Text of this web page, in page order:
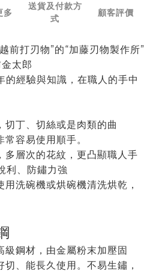
多
送貨及付款方
式
顧客評價
前打刃物”的“加藤刃物製作所”
太郎
經驗與知識，在職人的手中
切丁、切絲或是肉類的曲
容易使用順手。
多層次的花紋，更凸顯職人手
利、防鏽力強
洗碗機或烘碗機清洗烘乾，
鋼材， 由金屬粉末加壓固
、能長久使用。不易生鏽，